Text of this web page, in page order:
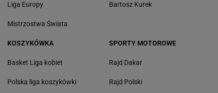
Liga Europy
Mistrzostwa Świata
Bartosz Kurek
KOSZYKÓWKA
Basket Liga kobiet
Polska liga koszykówki
SPORTY MOTOROWE
Rajd Dakar
Rajd Polski